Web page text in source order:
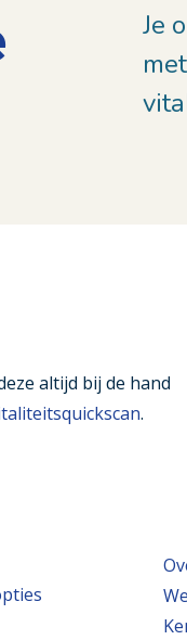
Je
altijd bij de hand
.